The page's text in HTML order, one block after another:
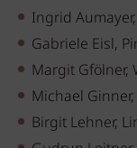
Ingrid
Gabriele Eisl,
Margit Gfölner,
Michael
Birgit Lehner,